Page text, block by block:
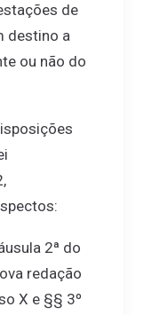
de
destino a
ou não do
2ª do
redação
X e §§ 3º